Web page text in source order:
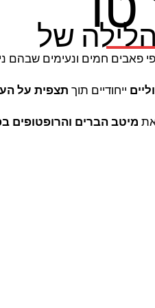
של
פאבים חמים ונעימים שבהם
ייחודיים תוך תצפית על
את מיטב הברים והרופטופים